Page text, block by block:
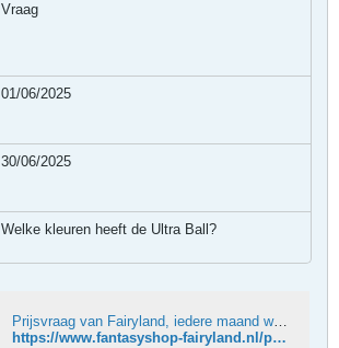
Vraag
01/06/2025
30/06/2025
Welke kleuren heeft de Ultra Ball?
Prijsvraag van Fairyland, iedere maand weer kans op een fantastische prijs
https://www.fantasyshop-fairyland.nl/prijsvraag